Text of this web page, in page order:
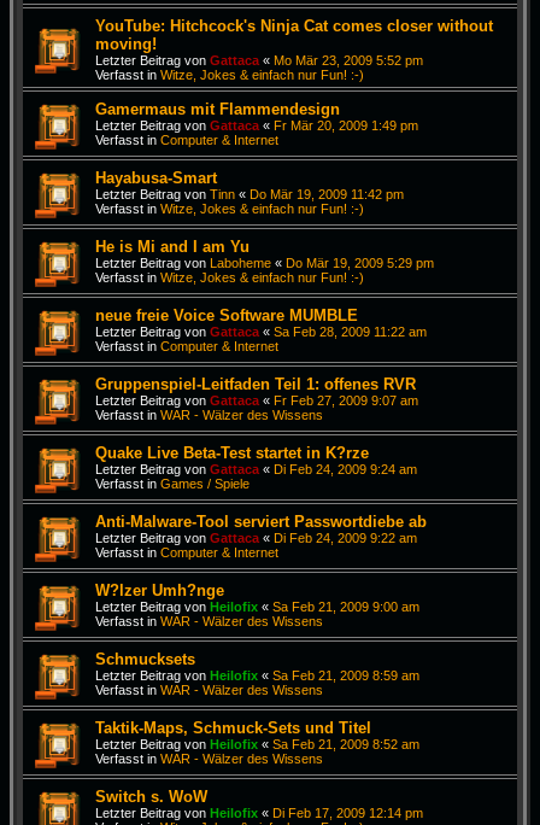
YouTube: Hitchcock's Ninja Cat comes closer without
moving!
Letzter Beitrag von Gattaca « Mo Mär 23, 2009 5:52 pm
Verfasst in Witze, Jokes & einfach nur Fun! :-)
Gamermaus mit Flammendesign
Letzter Beitrag von Gattaca « Fr Mär 20, 2009 1:49 pm
Verfasst in Computer & Internet
Hayabusa-Smart
Letzter Beitrag von Tinn « Do Mär 19, 2009 11:42 pm
Verfasst in Witze, Jokes & einfach nur Fun! :-)
He is Mi and I am Yu
Letzter Beitrag von Laboheme « Do Mär 19, 2009 5:29 pm
Verfasst in Witze, Jokes & einfach nur Fun! :-)
neue freie Voice Software MUMBLE
Letzter Beitrag von Gattaca « Sa Feb 28, 2009 11:22 am
Verfasst in Computer & Internet
Gruppenspiel-Leitfaden Teil 1: offenes RVR
Letzter Beitrag von Gattaca « Fr Feb 27, 2009 9:07 am
Verfasst in WAR - Wälzer des Wissens
Quake Live Beta-Test startet in K?rze
Letzter Beitrag von Gattaca « Di Feb 24, 2009 9:24 am
Verfasst in Games / Spiele
Anti-Malware-Tool serviert Passwortdiebe ab
Letzter Beitrag von Gattaca « Di Feb 24, 2009 9:22 am
Verfasst in Computer & Internet
W?lzer Umh?nge
Letzter Beitrag von Heilofix « Sa Feb 21, 2009 9:00 am
Verfasst in WAR - Wälzer des Wissens
Schmucksets
Letzter Beitrag von Heilofix « Sa Feb 21, 2009 8:59 am
Verfasst in WAR - Wälzer des Wissens
Taktik-Maps, Schmuck-Sets und Titel
Letzter Beitrag von Heilofix « Sa Feb 21, 2009 8:52 am
Verfasst in WAR - Wälzer des Wissens
Switch s. WoW
Letzter Beitrag von Heilofix « Di Feb 17, 2009 12:14 pm